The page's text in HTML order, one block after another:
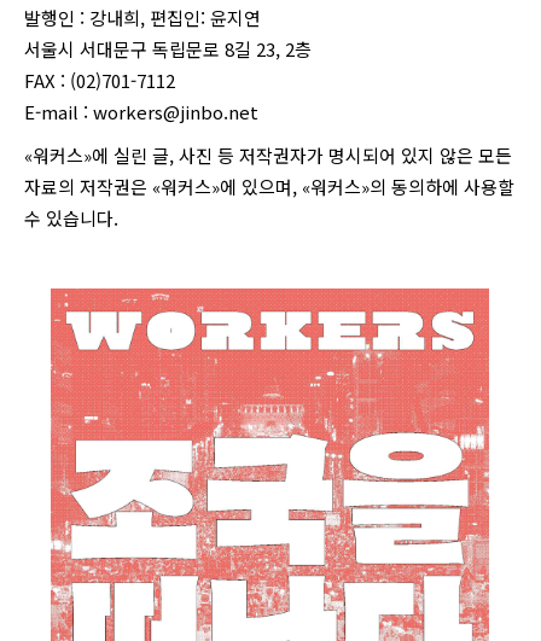
발행인 : 강내희, 편집인: 윤지연
서울시 서대문구 독립문로 8길 23, 2층
FAX : (02)701-7112
E-mail : workers@jinbo.net
«워커스»에 실린 글, 사진 등 저작권자가 명시되어 있지 않은 모든
자료의 저작권은 «워커스»에 있으며, «워커스»의 동의하에 사용할
수 있습니다.